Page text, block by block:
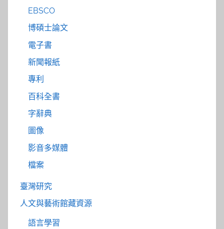
EBSCO
博碩士論文
電子書
新聞報紙
專利
百科全書
字辭典
圖像
影音多媒體
檔案
臺灣研究
人文與藝術館藏資源
語言學習